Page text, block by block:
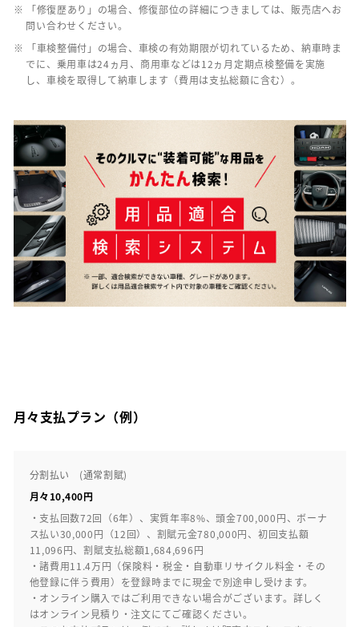
※ 「修復歴あり」の場合、修復部位の詳細につきましては、販売店へお
問い合わせください。
※ 「車検整備付」の場合、車検の有効期限が切れているため、納車時ま
でに、乗用車は24ヵ月、商用車などは12ヵ月定期点検整備を実施
し、車検を取得して納車します（費用は支払総額に含む）。
月々支払プラン（例）
分割払い (通常割賦)
月々10,400円
・支払回数72回（6年）、実質年率8%、頭金700,000円、ボーナ
ス払い30,000円（12回）、割賦元金780,000円、初回支払額
11,096円、割賦支払総額1,684,696円
・諸費用11.4万円（保険料・税金・自動車リサイクル料金・その
他登録に伴う費用）を登録時までに現金で別途申し受けます。
・オンライン購入ではご利用できない場合がございます。詳しく
はオンライン見積り・注文にてご確認ください。